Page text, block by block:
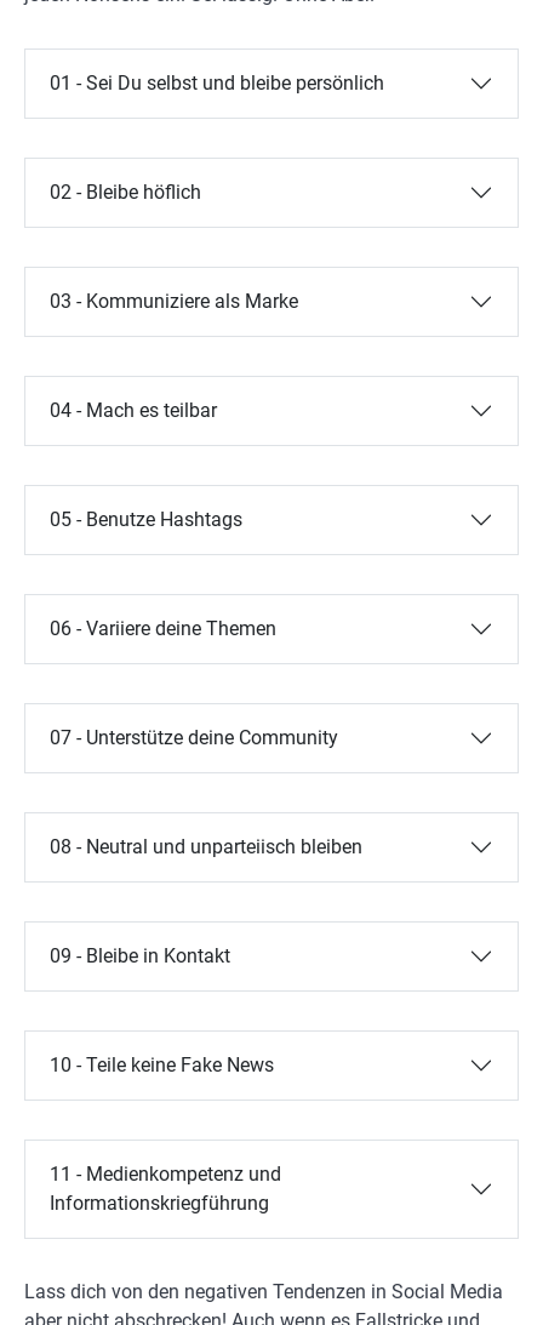
01 - Sei Du selbst und bleibe persönlich
02 - Bleibe höflich
03 - Kommuniziere als Marke
04 - Mach es teilbar
05 - Benutze Hashtags
06 - Variiere deine Themen
07 - Unterstütze deine Community
08 - Neutral und unparteiisch bleiben
09 - Bleibe in Kontakt
10 - Teile keine Fake News
11 - Medienkompetenz und
Informationskriegführung
Lass dich von den negativen Tendenzen in Social Media
aber nicht abschrecken! Auch wenn es Fallstricke und